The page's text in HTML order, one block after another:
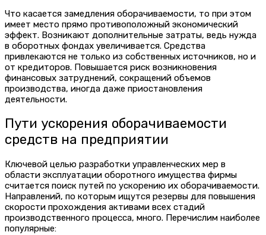
Что касается замедления оборачиваемости, то при этом
имеет место прямо противоположный экономический
эффект. Возникают дополнительные затраты, ведь нужда
в оборотных фондах увеличивается. Средства
привлекаются не только из собственных источников, но и
от кредиторов. Повышается риск возникновения
финансовых затруднений, сокращений объемов
производства, иногда даже приостановления
деятельности.
Пути ускорения оборачиваемости
средств на предприятии
Ключевой целью разработки управленческих мер в
области эксплуатации оборотного имущества фирмы
считается поиск путей по ускорению их оборачиваемости.
Направлений, по которым ищутся резервы для повышения
скорости прохождения активами всех стадий
производственного процесса, много. Перечислим наиболее
популярные: